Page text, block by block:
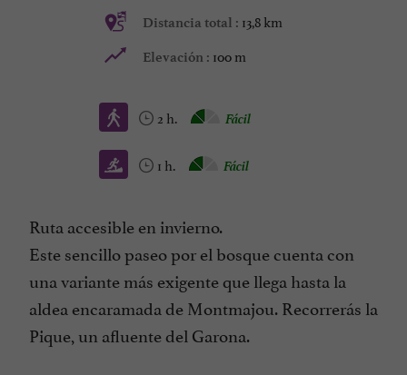
Distancia total : 13,8 km
Elevación : 100 m
2 h. Fácil
1 h. Fácil
Ruta accesible en invierno.
Este sencillo paseo por el bosque cuenta con
una variante más exigente que llega hasta la
aldea encaramada de Montmajou. Recorrerás la
Pique, un afluente del Garona.